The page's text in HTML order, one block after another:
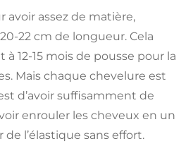
avoir assez de matière,
22 cm de longueur. Cela
12-15 mois de pousse pour la
Mais chaque chevelure est
d’avoir suffisamment de
enrouler les cheveux en un
l’élastique sans effort.